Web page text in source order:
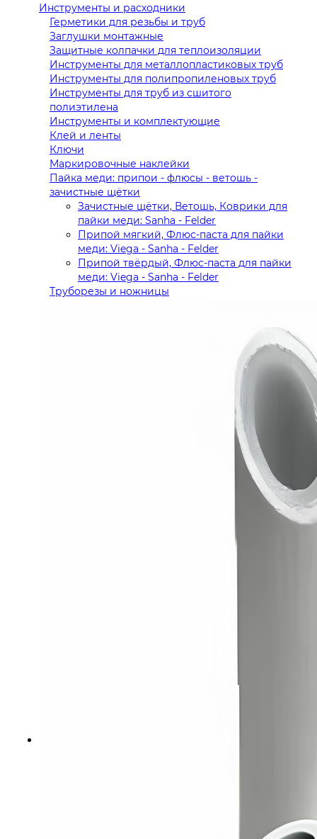
Инструменты и расходники
Герметики для резьбы и труб
Заглушки монтажные
Защитные колпачки для теплоизоляции
Инструменты для металлопластиковых труб
Инструменты для полипропиленовых труб
Инструменты для труб из сшитого
полиэтилена
Инструменты и комплектующие
Клей и ленты
Ключи
Маркировочные наклейки
Пайка меди: припои - флюсы - ветошь -
зачистные щётки
Зачистные щётки, Ветошь, Коврики для
пайки меди: Sanha - Felder
Припой мягкий, Флюс-паста для пайки
меди: Viega - Sanha - Felder
Припой твёрдый, Флюс-паста для пайки
меди: Viega - Sanha - Felder
Труборезы и ножницы